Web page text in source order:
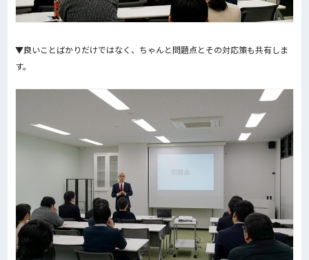
▼良いことばかりだけではなく、ちゃんと問題点とその対応策も共有しま
す。